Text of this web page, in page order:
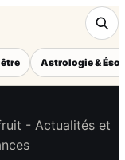
Astrologie &
- Actualités et